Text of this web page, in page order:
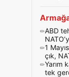
ABD
1
çık,
Yarım
tek